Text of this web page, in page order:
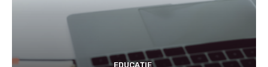
EDUCAȚIE